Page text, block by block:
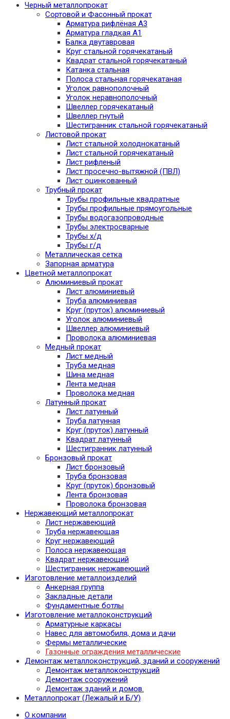
Черный металлопрокат
Сортовой и Фасонный прокат
Арматура рифлёная А3
Арматура гладкая А1
Балка двутавровая
Круг стальной горячекатаный
Квадрат стальной горячекатаный
Катанка стальная
Полоса стальная горячекатаная
Уголок равнополочный
Уголок неравнополочный
Швеллер горячекатаный
Швеллер гнутый
Шестигранник стальной горячекатаный
Листовой прокат
Лист стальной холоднокатаный
Лист стальной горячекатаный
Лист рифленый
Лист просечно-вытяжной (ПВЛ)
Лист оцинкованный
Трубный прокат
Трубы профильные квадратные
Трубы профильные прямоугольные
Трубы водогазопроводные
Трубы электросварные
Трубы х/д
Трубы г/д
Металлическая сетка
Запорная арматура
Цветной металлопрокат
Алюминиевый прокат
Лист алюминиевый
Труба алюминиевая
Круг (пруток) алюминиевый
Уголок алюминиевый
Швеллер алюминиевый
Проволока алюминиевая
Медный прокат
Лист медный
Труба медная
Шина медная
Лента медная
Проволока медная
Латунный прокат
Лист латунный
Труба латунная
Круг (пруток) латунный
Квадрат латунный
Шестигранник латунный
Бронзовый прокат
Лист бронзовый
Труба бронзовая
Круг (пруток) бронзовый
Лента бронзовая
Проволока бронзовая
Нержавеющий металлопрокат
Лист нержавеющий
Труба нержавеющая
Круг нержавеющий
Полоса нержавеющая
Квадрат нержавеющий
Шестигранник нержавеющий
Изготовление металлоизделий
Анкерная группа
Закладные детали
Фундаментные ботлы
Изготовление металлоконструкций
Арматурные каркасы
Навес для автомобиля, дома и дачи
Фермы металлические
Газонные ограждения металлические
Демонтаж металлоконструкций, зданий и сооружений
Демонтаж металлоконструкций
Демонтаж сооружений
Демонтаж зданий и домов.
Металлопрокат (Лежалый и Б/У)
О компании